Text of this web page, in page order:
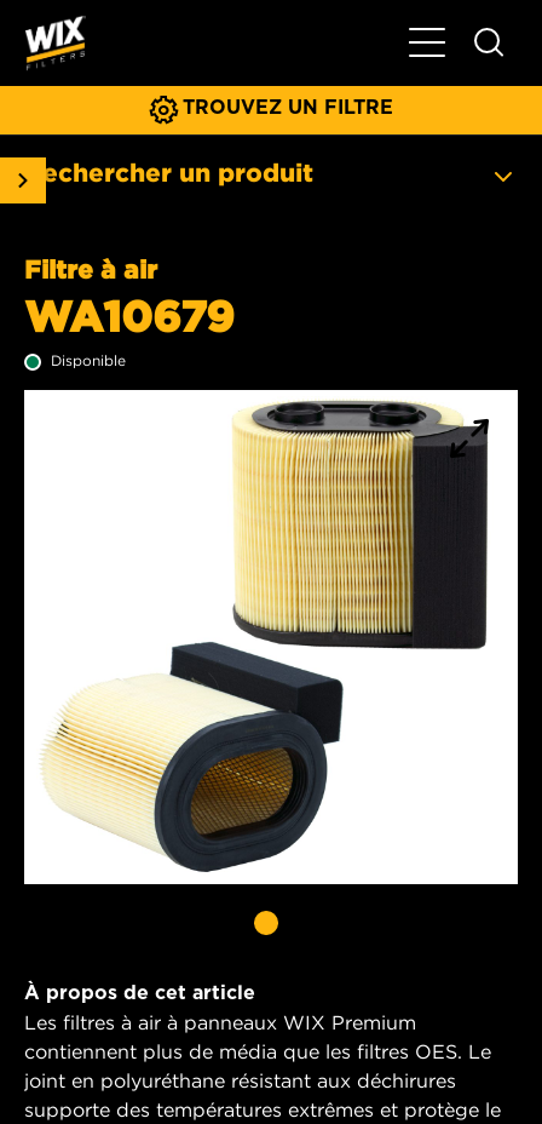
Basculer la
TROUVEZ UN FILTRE
Rechercher un produit
Filtre à air
WA10679
Disponible
À propos de cet article
Les filtres à air à panneaux WIX Premium
contiennent plus de média que les filtres OES. Le
joint en polyuréthane résistant aux déchirures
supporte des températures extrêmes et protège le